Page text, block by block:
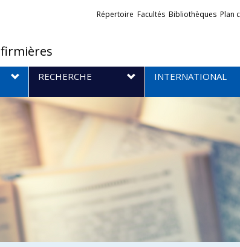
Liens
Répertoire Facultés Bibliothèques Plan
RECHERCHE INTERNATIONAL